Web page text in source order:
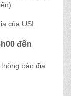
của USI.
đến
báo địa